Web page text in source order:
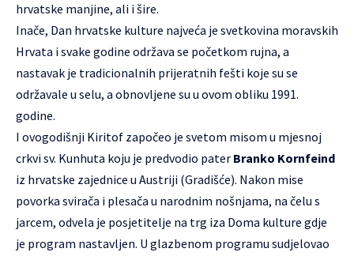
hrvatske manjine, ali i šire.
Inače, Dan hrvatske kulture najveća je svetkovina moravskih
Hrvata i svake godine održava se početkom rujna, a
nastavak je tradicionalnih prijeratnih fešti koje su se
održavale u selu, a obnovljene su u ovom obliku 1991.
godine.
I ovogodišnji Kiritof započeo je svetom misom u mjesnoj
crkvi sv. Kunhuta koju je predvodio pater Branko Kornfeind
iz hrvatske zajednice u Austriji (Gradišće). Nakon mise
povorka svirača i plesača u narodnim nošnjama, na čelu s
jarcem, odvela je posjetitelje na trg iza Doma kulture gdje
je program nastavljen. U glazbenom programu sudjelovao